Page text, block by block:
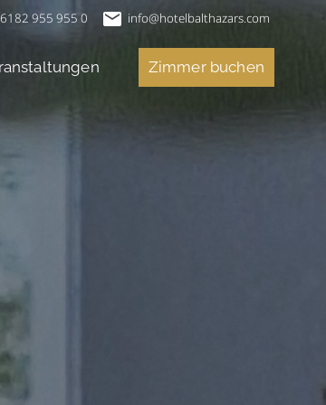
info@hotelbalthazars.com
955 955 0
Zimmer buchen